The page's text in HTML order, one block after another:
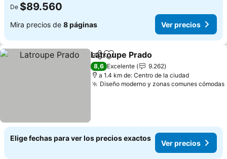
De $89.560
Mira precios de 8 páginas Ver precios
CompartirAgregar a favoritos
Latroupe Prado
8,6 Excelente
9.262
a 1.4 km de: Centro de la ciudad
Diseño moderno y zonas comunes cómodas
Elige fechas para ver los precios exactos
Ver precios